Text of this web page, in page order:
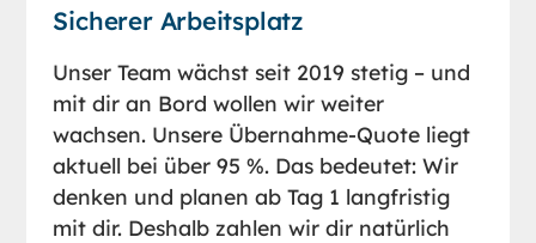
Sicherer Arbeitsplatz
Unser Team wächst seit 2019 stetig – und
mit dir an Bord wollen wir weiter
wachsen. Unsere Übernahme-Quote liegt
aktuell bei über 95 %. Das bedeutet: Wir
denken und planen ab Tag 1 langfristig
mit dir. Deshalb zahlen wir dir natürlich